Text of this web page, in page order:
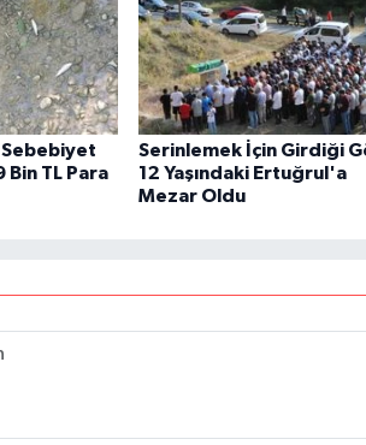
Sebebiyet
Bin TL Para
Serinlemek İçin Girdiği
12 Yaşındaki Ertuğrul'a
Mezar Oldu